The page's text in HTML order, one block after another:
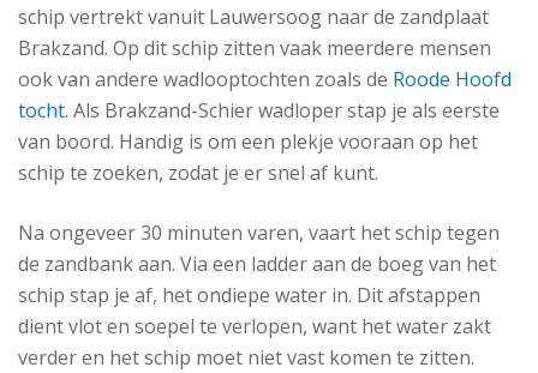
schip vertrekt vanuit Lauwersoog naar de zandplaat
Brakzand. Op dit schip zitten vaak meerdere mensen
ook van andere wadlooptochten zoals de Roode Hoofd
tocht. Als Brakzand-Schier wadloper stap je als eerste
van boord. Handig is om een plekje vooraan op het
schip te zoeken, zodat je er snel af kunt.
Na ongeveer 30 minuten varen, vaart het schip tegen
de zandbank aan. Via een ladder aan de boeg van het
schip stap je af, het ondiepe water in. Dit afstappen
dient vlot en soepel te verlopen, want het water zakt
verder en het schip moet niet vast komen te zitten.